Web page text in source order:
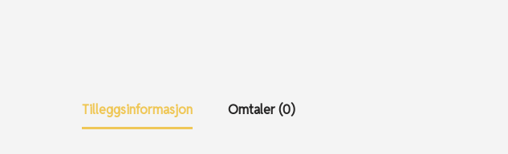
Tilleggsinformasjon Omtaler (0)